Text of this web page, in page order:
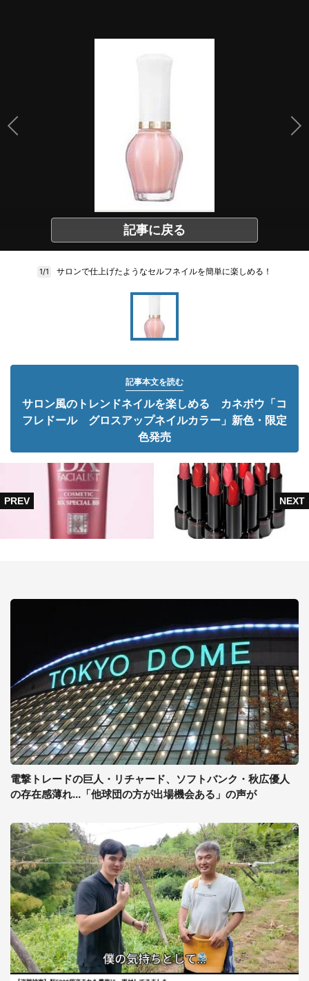
記事に戻る
1/1 サロンで仕上げたようなセルフネイルを簡単に楽しめる！
記事本文を読む
サロン風のトレンドネイルを楽しめる カネボウ「コ
フレドール グロスアップネイルカラー」新色・限定
色発売
電撃トレードの巨人・リチャード、ソフトバンク・秋広優人
の存在感薄れ...「他球団の方が出場機会ある」の声が